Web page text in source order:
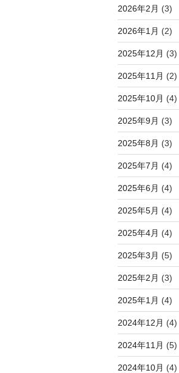
2026年2月 (3)
2026年1月 (2)
2025年12月 (3)
2025年11月 (2)
2025年10月 (4)
2025年9月 (3)
2025年8月 (3)
2025年7月 (4)
2025年6月 (4)
2025年5月 (4)
2025年4月 (4)
2025年3月 (5)
2025年2月 (3)
2025年1月 (4)
2024年12月 (4)
2024年11月 (5)
2024年10月 (4)